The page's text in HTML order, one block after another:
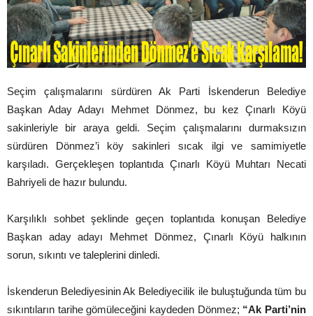
Seçim çalışmalarını sürdüren Ak Parti İskenderun Belediye
Başkan Aday Adayı Mehmet Dönmez, bu kez Çınarlı Köyü
sakinleriyle bir araya geldi. Seçim çalışmalarını durmaksızın
sürdüren Dönmez’i köy sakinleri sıcak ilgi ve samimiyetle
karşıladı. Gerçekleşen toplantıda Çınarlı Köyü Muhtarı Necati
Bahriyeli de hazır bulundu.
Karşılıklı sohbet şeklinde geçen toplantıda konuşan Belediye
Başkan aday adayı Mehmet Dönmez, Çınarlı Köyü halkının
sorun, sıkıntı ve taleplerini dinledi.
İskenderun Belediyesinin Ak Belediyecilik ile buluştuğunda tüm bu
sıkıntıların tarihe gömüleceğini kaydeden Dönmez; “Ak Parti’nin